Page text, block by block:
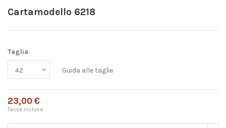
Cartamodello 6218
Taglia
Guida alle taglie
23,00 €
Tasse incluse